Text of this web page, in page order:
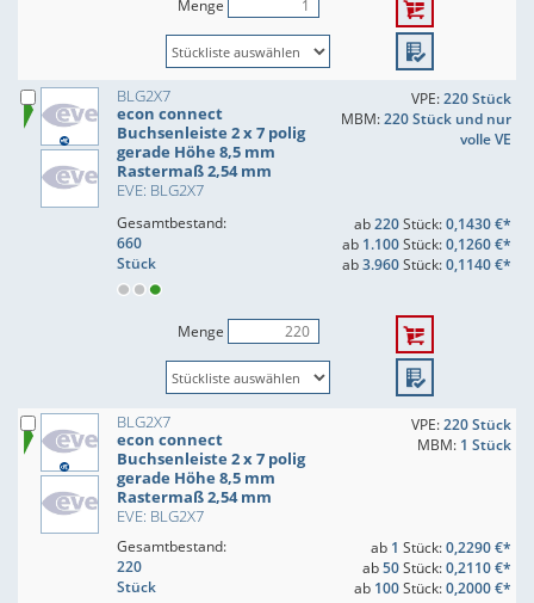
Menge
BLG2X7
econ connect
Buchsenleiste 2 x 7 polig
gerade Höhe 8,5 mm
Rastermaß 2,54 mm
EVE: BLG2X7
VPE:220 Stück
MBM:220 Stück und nur
volle VE
Gesamtbestand:
660
Stück
ab220Stück:0,1430 €*
ab 1.100Stück:0,1260 €*
ab3.960Stück:0,1140 €*
Menge
BLG2X7
econ connect
Buchsenleiste 2 x 7 polig
gerade Höhe 8,5 mm
Rastermaß 2,54 mm
EVE: BLG2X7
VPE:220 Stück
MBM: 1 Stück
Gesamtbestand:
220
Stück
ab 1 Stück:0,2290 €*
ab50Stück:0,2110 €*
ab 100Stück:0,2000 €*